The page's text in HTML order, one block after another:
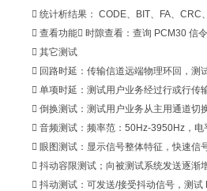
 统计析结果： CODE、BIT、FA、CRC
 查看功能 时隙查看：查询 PCM30 信
 其它测试
 回路时延：传输信道远端物理环回，测
 单项时延：测试用户业务经过行或行传
 倒换测试：测试用户业务从主用通道切
 音频测试：频率范：50Hz‐3950Hz，电
 眼图测试：显示信号整体特征，快速信
 抖动容限测试；向被测试系统发送逐渐
 抖动测试：可发送/接受抖动信号，测